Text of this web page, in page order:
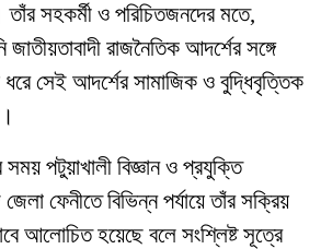
সহকর্মী ও পরিচিতজনদের মতে,
রাজনৈতিক আদর্শের সঙ্গে
সেই আদর্শের সামাজিক ও বুদ্ধিবৃত্তিক
পটুয়াখালী বিজ্ঞান ও প্রযুক্তি
ফেনীতে বিভিন্ন পর্যায়ে তাঁর সক্রিয়
আলোচিত হয়েছে বলে সংশ্লিষ্ট সূত্রে